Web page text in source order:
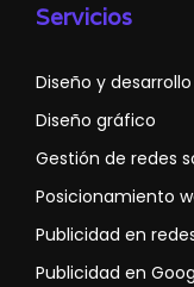
Servicios
Diseño y
Diseño gráfico
Gestión de redes
Posicionamiento
Publicidad en
Publicidad en